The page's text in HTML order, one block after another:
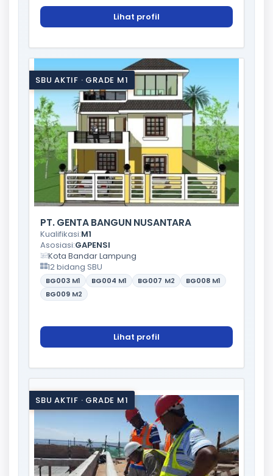
Lihat profil
SBU AKTIF · GRADE M1
PT. GENTA BANGUN NUSANTARA
Kualifikasi:M1
Asosiasi:GAPENSI
Kota Bandar Lampung
12 bidang SBU
BG003 M1 BG004 M1 BG007 M2 BG008 M1
BG009 M2
Lihat profil
SBU AKTIF · GRADE M1